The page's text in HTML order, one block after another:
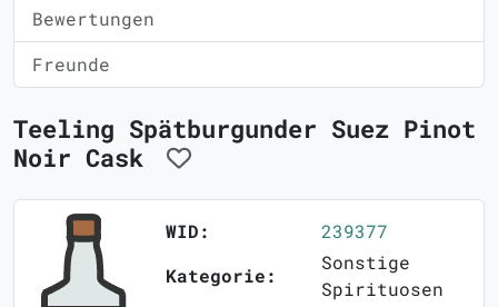
Bewertungen
Freunde
Teeling Spätburgunder Suez Pinot
Noir Cask
WID:
239377
Kategorie:
Sonstige
Spirituosen